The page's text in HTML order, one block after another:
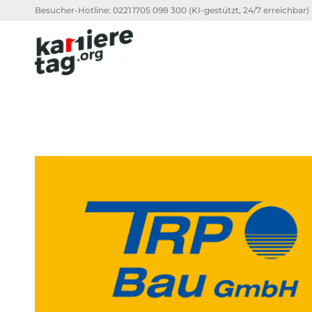
Besucher-Hotline: 0221 1705 098 300 (KI-gestützt, 24/7 erreichbar)